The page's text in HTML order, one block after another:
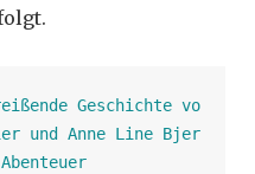
Geschichte vo
und Anne Line Bjer